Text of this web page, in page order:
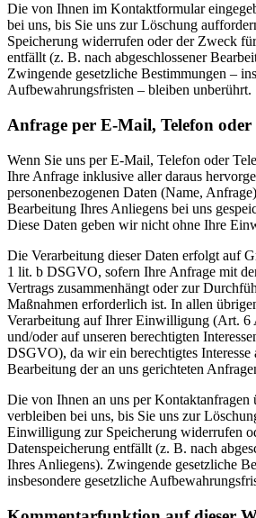
Die von Ihnen im Kontaktformular
bei uns, bis Sie uns zur Löschung
Speicherung widerrufen oder der Zweck
entfällt (z. B. nach abgeschlossener
Zwingende gesetzliche Bestimmungen –
Aufbewahrungsfristen – bleiben unberührt.
Anfrage per E-Mail, Telefon oder
Wenn Sie uns per E-Mail, Telefon oder
Ihre Anfrage inklusive aller daraus
personenbezogenen Daten (Name,
Bearbeitung Ihres Anliegens bei uns
Diese Daten geben wir nicht ohne Ihre
Die Verarbeitung dieser Daten erfolgt auf
1 lit. b DSGVO, sofern Ihre Anfrage mit
Vertrags zusammenhängt oder zur
Maßnahmen erforderlich ist. In allen
Verarbeitung auf Ihrer Einwilligung (Art.
und/oder auf unseren berechtigten
DSGVO), da wir ein berechtigtes Interesse
Bearbeitung der an uns gerichteten
Die von Ihnen an uns per Kontaktanfragen
verbleiben bei uns, bis Sie uns zur
Einwilligung zur Speicherung widerrufen
Datenspeicherung entfällt (z. B. nach
Ihres Anliegens). Zwingende gesetzliche
insbesondere gesetzliche